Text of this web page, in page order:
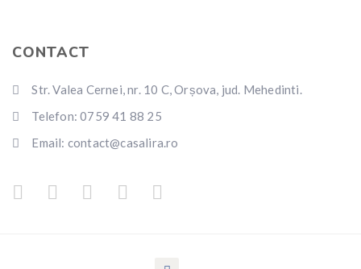
CONTACT
Str. Valea Cernei, nr. 10 C, Orșova, jud. Mehedinti.
Telefon: 0759 41 88 25
Email: contact@casalira.ro